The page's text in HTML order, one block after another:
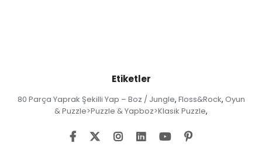
Etiketler
80 Parça Yaprak Şekilli Yap – Boz / Jungle, Floss&Rock, Oyun
& Puzzle>Puzzle & Yapboz>Klasik Puzzle,